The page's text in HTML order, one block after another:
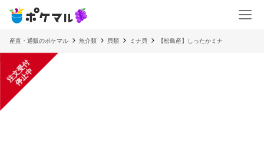
産直・通販のポケマル 魚介類 貝類 ミナ貝 【松島産】しったかミナ
注
文
受
付
停
止
中